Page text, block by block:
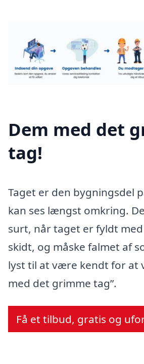
Dem med det
tag!
Taget er den bygningsdel
kan ses længst omkring.
surt, når taget er fyldt
skidt, og måske falmet af
lyst til at være kendt for at
med det grimme tag”.
Få et tilbud, gratis og